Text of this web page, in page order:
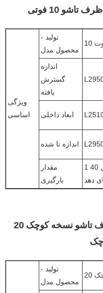
تاشو 10 فوتی
ویژگی
اساسی
تولید -
محصول مدل
اندازه
گسترش
یافته
ابعاد داخلی
اندازه تا شده
مقدار
بارگیری
1 کانتینر حمل و نقل 40HQ می تواند 4
دهد
پارامترهای پیکربندی خانه ظرف تاشو نسخه کوچک 20
تولید -
محصول مدل